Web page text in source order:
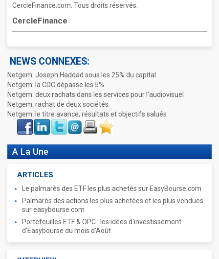
CercleFinance.com. Tous droits réservés.
CercleFinance
NEWS CONNEXES:
Netgem: Joseph Haddad sous les 25% du capital
Netgem: la CDC dépasse les 5%
Netgem: deux rachats dans les services pour l'audiovisuel
Netgem: rachat de deux sociétés
Netgem: le titre avance, résultats et objectifs salués
Face
book
LinkIn Twitter Envoyer ImprimerFavoris
A La Une
ARTICLES
Le palmarès des ETF les plus achetés sur EasyBourse.com
Palmarès des actions les plus achetées et les plus vendues
sur easybourse.com
Portefeuilles ETF & OPC : les idées d'investissement
d'Easybourse du mois d'Août